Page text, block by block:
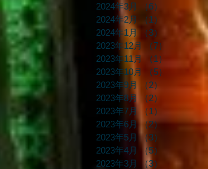
2024年3月
（6）
2024年2月
（1）
1件の記事
2024年1月
（3）
3件の記事
2023年12月
（7）
7件の記事
2023年11月
（1）
2023年10月
（5）
2023年9月
（2）
2023年8月
（2）
2023年7月
（1）
2023年6月
（2）2件の記事
2023年5月 （3）
2023年4月
（5）
2023年3月
（3）